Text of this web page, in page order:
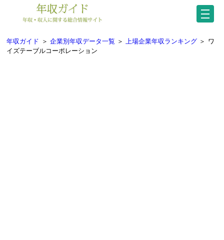
年収ガイド ＞ 企業別年収データ一覧 ＞ 上場企業年収ランキング ＞ ワ
イズテーブルコーポレーション